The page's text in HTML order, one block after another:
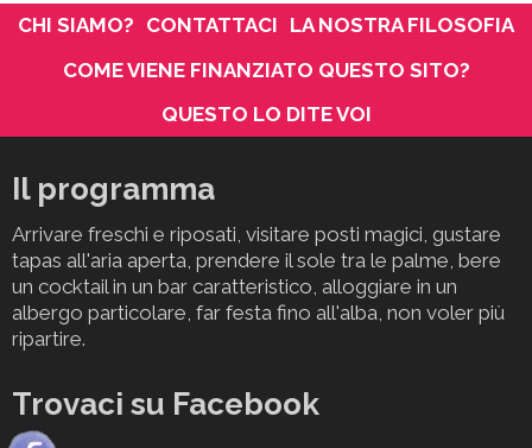
CHI SIAMO? CONTATTACI LA NOSTRA FILOSOFIA
COME VIENE FINANZIATO QUESTO SITO?
QUESTO LO DITE VOI
Il programma
Arrivare freschi e riposati, visitare posti magici, gustare
tapas all'aria aperta, prendere il sole tra le palme, bere
un cocktail in un bar caratteristico, alloggiare in un
albergo particolare, far festa fino all'alba, non voler più
ripartire.
Trovaci su Facebook